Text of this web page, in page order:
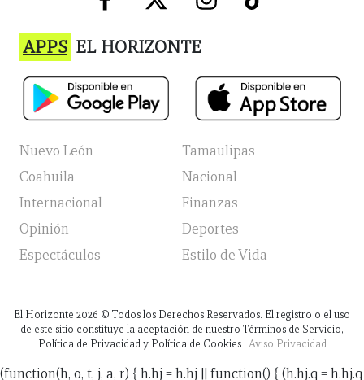
APPS EL HORIZONTE
Nuevo León
Tamaulipas
Coahuila
Nacional
Internacional
Finanzas
Opinión
Deportes
Espectáculos
Estilo de Vida
El Horizonte 2026 © Todos los Derechos Reservados. El registro o el uso
de este sitio constituye la aceptación de nuestro Términos de Servicio,
Política de Privacidad y Política de Cookies | Aviso Privacidad
(function(h, o, t, j, a, r) { h.hj = h.hj || function() { (h.hj.q = h.hj.q